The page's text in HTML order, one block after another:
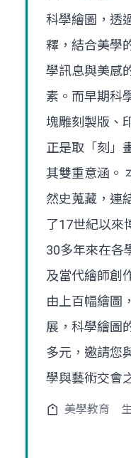
科學繪圖，透
釋，結合美學
學訊息與美感
素。而早期科
塊雕刻製版、
正是取「刻」
其雙重意涵。
然史蒐藏，連
了17世紀以來
30多年來在各
及當代繪師創
由上百幅繪圖
展，科學繪圖
多元，邀請您
學與藝術交會
美學教育